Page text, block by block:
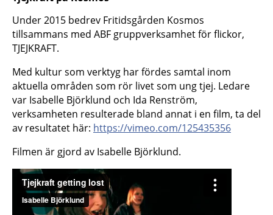
Under 2015 bedrev Fritidsgården Kosmos
tillsammans med ABF gruppverksamhet för flickor,
TJEJKRAFT.
Med kultur som verktyg har fördes samtal inom
aktuella områden som rör livet som ung tjej. Ledare
var Isabelle Björklund och Ida Renström,
verksamheten resulterade bland annat i en film, ta del
av resultatet här: https://vimeo.com/125435356
Filmen är gjord av Isabelle Björklund.